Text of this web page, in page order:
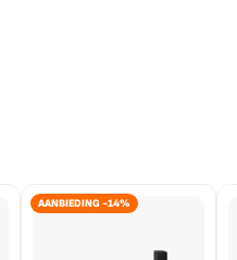
AANBIEDING -14%